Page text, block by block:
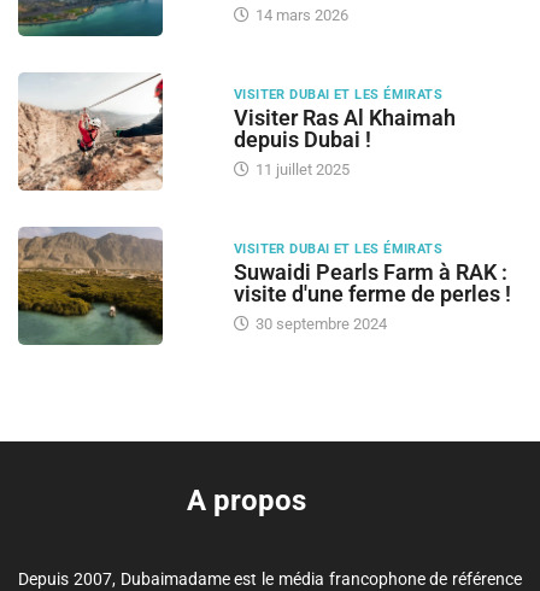
14 mars 2026
VISITER DUBAI ET LES ÉMIRATS
Visiter Ras Al Khaimah
depuis Dubai !
11 juillet 2025
VISITER DUBAI ET LES ÉMIRATS
Suwaidi Pearls Farm à RAK :
visite d'une ferme de perles !
30 septembre 2024
A propos
Depuis 2007, Dubaimadame est le média francophone de référence